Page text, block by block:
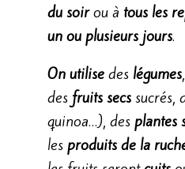
du soirou à tous les
un ou plusieurs jours.
On utilisedes légumes
des fruits secssucrés,
quinoa…), des plantes
les produits de la